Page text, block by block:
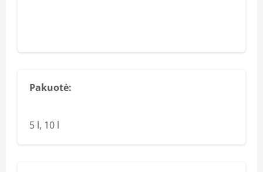
Pakuotė:
5 l, 10 l